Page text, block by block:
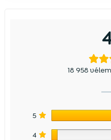
18 958
5
4